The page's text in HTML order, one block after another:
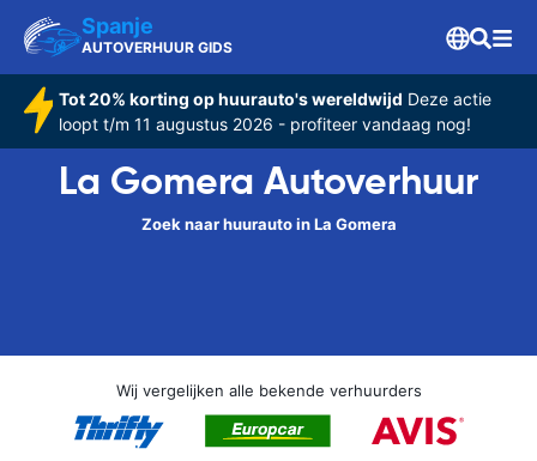
Spanje
AUTOVERHUUR GIDS
Tot 20% korting op huurauto's wereldwijd Deze actie
loopt t/m 11 augustus 2026 - profiteer vandaag nog!
La Gomera Autoverhuur
Zoek naar huurauto in La Gomera
Wij vergelijken alle bekende verhuurders